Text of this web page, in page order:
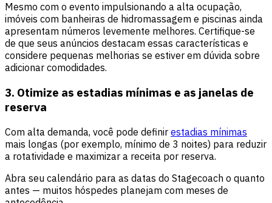
Mesmo com o evento impulsionando a alta ocupação,
imóveis com banheiras de hidromassagem e piscinas ainda
apresentam números levemente melhores. Certifique-se
de que seus anúncios destacam essas características e
considere pequenas melhorias se estiver em dúvida sobre
adicionar comodidades.
3. Otimize as estadias mínimas e as janelas de
reserva
Com alta demanda, você pode definir estadias mínimas
mais longas (por exemplo, mínimo de 3 noites) para reduzir
a rotatividade e maximizar a receita por reserva.
Abra seu calendário para as datas do Stagecoach o quanto
antes — muitos hóspedes planejam com meses de